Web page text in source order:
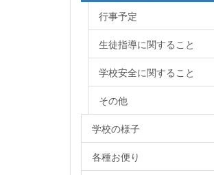
行事予定
生徒指導に関すること
学校安全に関すること
その他
学校の様子
各種お便り